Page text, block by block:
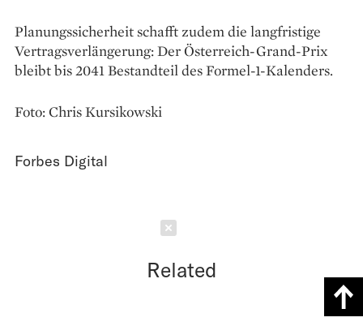
Planungssicherheit schafft zudem die langfristige
Vertragsverlängerung: Der Österreich-Grand-Prix
bleibt bis 2041 Bestandteil des Formel-1-Kalenders.
Foto: Chris Kursikowski
Forbes Digital
Related